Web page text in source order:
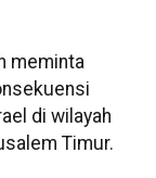
meminta
di wilayah
Timur.